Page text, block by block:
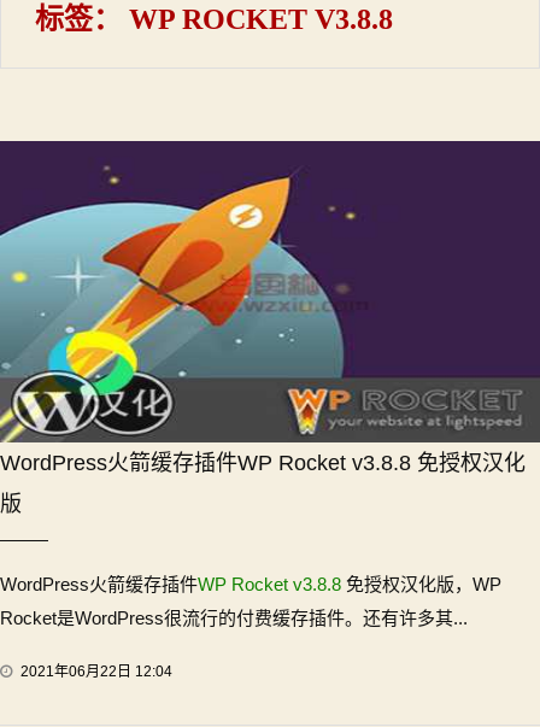
标签： WP ROCKET V3.8.8
WordPress火箭缓存插件WP Rocket v3.8.8 免授权汉化
版
WordPress火箭缓存插件WP Rocket v3.8.8 免授权汉化版，WP
Rocket是WordPress很流行的付费缓存插件。还有许多其...
2021年06月22日 12:04